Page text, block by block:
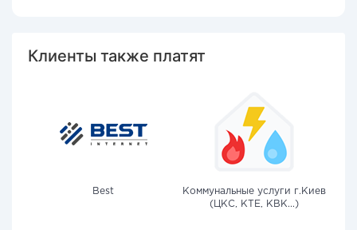
Клиенты также платят
Best
Коммунальные услуги г.Киев
(ЦКС, КТЕ, КВК...)